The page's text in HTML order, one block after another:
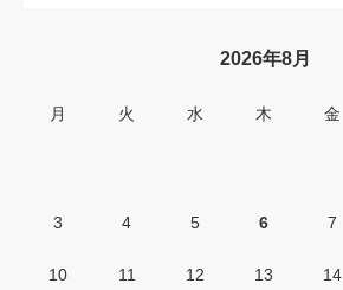
2026年8月
月 火 水 木 金
3 4 5 6 7
10 11 12 13 14